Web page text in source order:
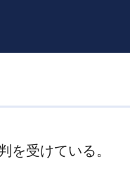
を受けている。